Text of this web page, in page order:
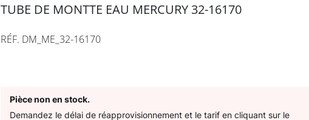
TUBE DE MONTTE EAU MERCURY 32-16170
RÉF. DM_ME_32-16170
Pièce non en stock.
Demandez le délai de réapprovisionnement et le tarif en cliquant sur le